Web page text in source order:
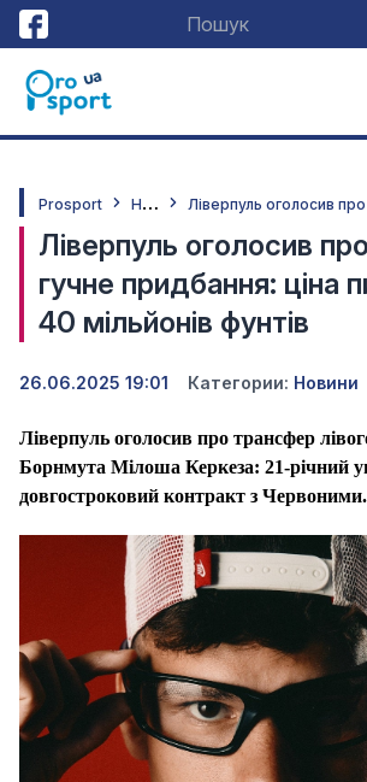
Prosport Н
овини
Ліверпуль оголосив
гучне придбання: ціна
40 мільйонів фунтів
26.06.2025 19:01 Категории: Новини
Ліверпуль оголосив про трансфер
Борнмута Мілоша Керкеза: 21-річний
довгостроковий контракт з Червоними.